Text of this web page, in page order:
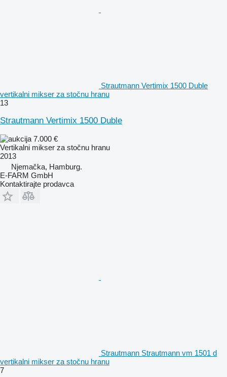
Strautmann Vertimix 1500 Duble
vertikalni mikser za stočnu hranu
13
Strautmann Vertimix 1500 Duble
7.000 €
Vertikalni mikser za stočnu hranu
2013
Njemačka, Hamburg.
E-FARM GmbH
Kontaktirajte prodavca
Strautmann Strautmann vm 1501 d
vertikalni mikser za stočnu hranu
7